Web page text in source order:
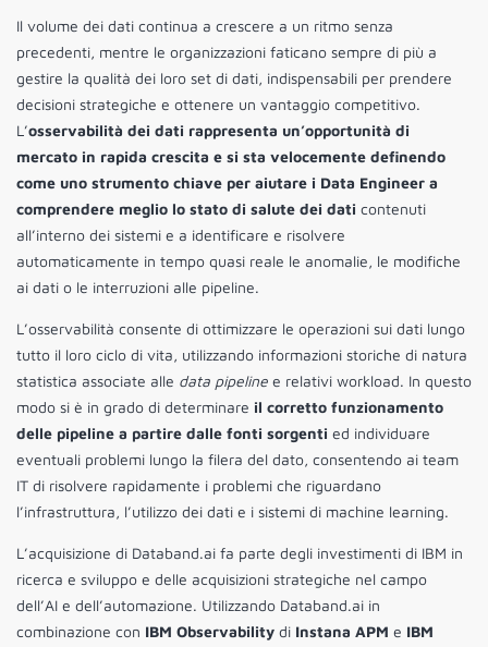
Il volume dei dati continua a crescere a un ritmo senza
precedenti, mentre le organizzazioni faticano sempre di più a
gestire la qualità dei loro set di dati, indispensabili per prendere
decisioni strategiche e ottenere un vantaggio competitivo.
L’osservabilità dei dati rappresenta un’opportunità di
mercato in rapida crescita e si sta velocemente definendo
come uno strumento chiave per aiutare i Data Engineer a
comprendere meglio lo stato di salute dei dati contenuti
all’interno dei sistemi e a identificare e risolvere
automaticamente in tempo quasi reale le anomalie, le modifiche
ai dati o le interruzioni alle pipeline.
L’osservabilità consente di ottimizzare le operazioni sui dati lungo
tutto il loro ciclo di vita, utilizzando informazioni storiche di natura
statistica associate alle data pipeline e relativi workload. In questo
modo si è in grado di determinare il corretto funzionamento
delle pipeline a partire dalle fonti sorgenti ed individuare
eventuali problemi lungo la filera del dato, consentendo ai team
IT di risolvere rapidamente i problemi che riguardano
l’infrastruttura, l’utilizzo dei dati e i sistemi di machine learning.
L’acquisizione di Databand.ai fa parte degli investimenti di IBM in
ricerca e sviluppo e delle acquisizioni strategiche nel campo
dell’AI e dell’automazione. Utilizzando Databand.ai in
combinazione con IBM Observability di Instana APM e IBM